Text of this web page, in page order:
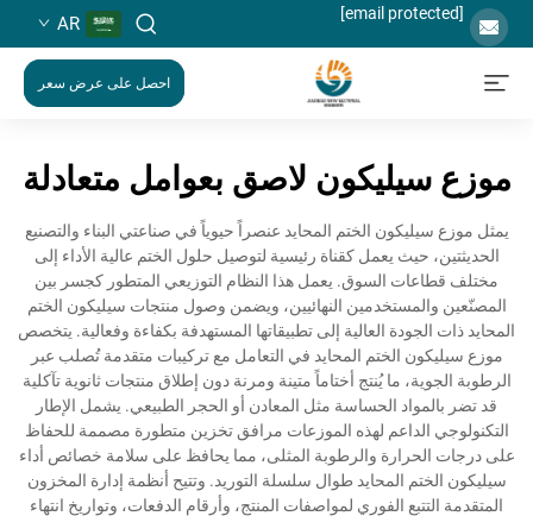
[email protected]
AR
احصل على عرض سعر
موزع سيليكون لاصق بعوامل متعادلة
يمثل موزع سيليكون الختم المحايد عنصراً حيوياً في صناعتي البناء والتصنيع
الحديثتين، حيث يعمل كقناة رئيسية لتوصيل حلول الختم عالية الأداء إلى
مختلف قطاعات السوق. يعمل هذا النظام التوزيعي المتطور كجسر بين
المصنّعين والمستخدمين النهائيين، ويضمن وصول منتجات سيليكون الختم
المحايد ذات الجودة العالية إلى تطبيقاتها المستهدفة بكفاءة وفعالية. يتخصص
موزع سيليكون الختم المحايد في التعامل مع تركيبات متقدمة تُصلب عبر
الرطوبة الجوية، ما يُنتج أختاماً متينة ومرنة دون إطلاق منتجات ثانوية تآكلية
قد تضر بالمواد الحساسة مثل المعادن أو الحجر الطبيعي. يشمل الإطار
التكنولوجي الداعم لهذه الموزعات مرافق تخزين متطورة مصممة للحفاظ
على درجات الحرارة والرطوبة المثلى، مما يحافظ على سلامة خصائص أداء
سيليكون الختم المحايد طوال سلسلة التوريد. وتتيح أنظمة إدارة المخزون
المتقدمة التتبع الفوري لمواصفات المنتج، وأرقام الدفعات، وتواريخ انتهاء